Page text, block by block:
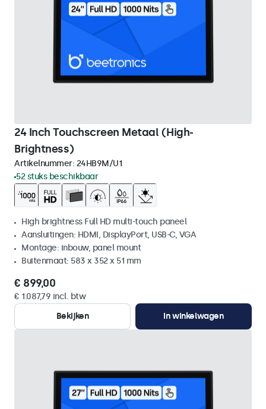
24 Inch Touchscreen Metaal (High-
Brightness)
Artikelnummer: 24HB9M/U1
52 stuks beschikbaar
High brightness Full HD multi-touch paneel
Aansluitingen: HDMI, DisplayPort, USB-C, VGA
Montage: inbouw, panel mount
Buitenmaat: 583 x 352 x 51 mm
€ 899,00
€ 1.087,79 incl. btw
Bekijken
In winkelwagen